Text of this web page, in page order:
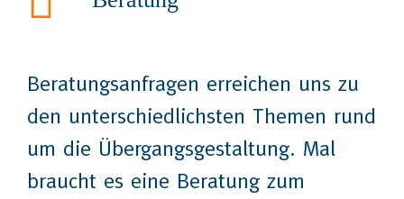
Beratungsanfragen erreichen uns zu
den unterschiedlichsten Themen rund
um die Übergangsgestaltung. Mal
braucht es eine Beratung zum